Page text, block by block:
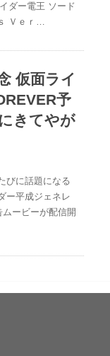
ダー電王 ソード
Ｖｅｒ…
仮面ライ
予
きてやが
びに話題になる
ー平成ジェネレ
ービーが配信開